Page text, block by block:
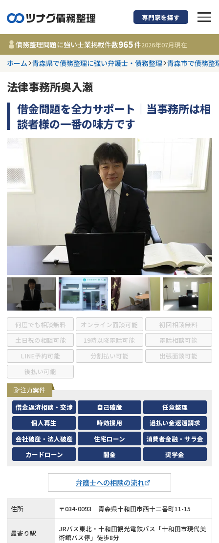
債務整理に強い弁
都道府県を選択
更新日 :
2026年07月31日
相談内容で探す
借金返済相談・交渉
任意整理
時効援用
会社破産・法人破産
消費者金融・サラ金
闇金
費用相場
コラム
債務整理
個人再生（民事再生）
過払金
借金問題
専門家を探す
債務整理問題に強い士業掲載件数965件2026年07月現在
ホーム 青森県で債務整理に強い弁護士・債務整理 青森市で債務整
法律事務所奥入瀬
借金問題を全力サポート｜当事務所は相
談者様の一番の味方です
何度でも相談無料 オンライン面談可能
初回相談無料
土日祝の相談可能
19時以降電話可能
電話相談可能
LINE予約可能
分割払い可能
出張面談可能
後払い可能
弁護士への相談の流れ
注力案件
借金返済相談・交渉
自己破産
任意整理
個人再生
時効援用
過払い金返還請求
会社破産・法人破産
住宅ローン
消費者金融・サラ金
カードローン
闇金 奨学金
住所 〒034-0093 青森県十和田市西十二番町11-15
最寄り駅
JRバス東北・十和田観光電鉄バス「十和田市現代美
術館バス停」徒歩8分